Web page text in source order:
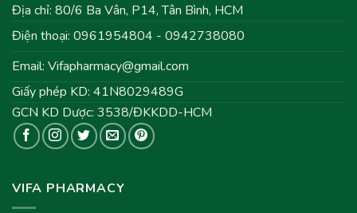
Địa chỉ: 80/6 Ba Vân, P14, Tân Bình, HCM
Điện thoại: 0961954804 - 0942738080
Email: Vifapharmacy@gmail.com
Giấy phép KD: 41N8029489G
GCN KD Dược: 3538/ĐKKDD-HCM
VIFA PHARMACY